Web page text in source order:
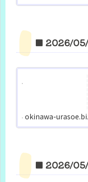
■ 2026/
okinawa-
■ 2026/